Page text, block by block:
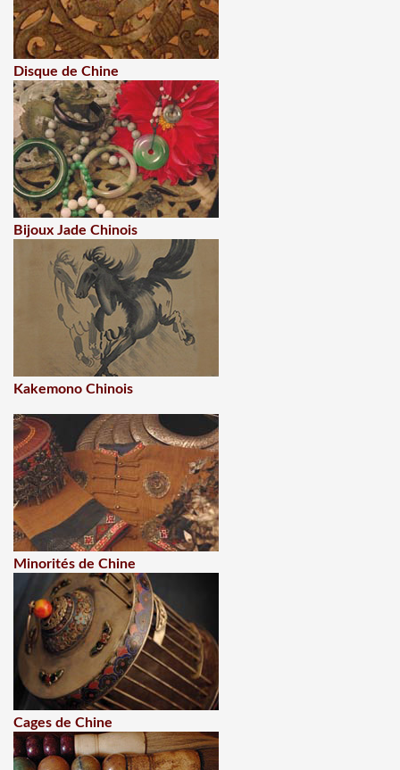
Disque de Chine
Bijoux Jade Chinois
Kakemono Chinois
Minorités de Chine
Cages de Chine